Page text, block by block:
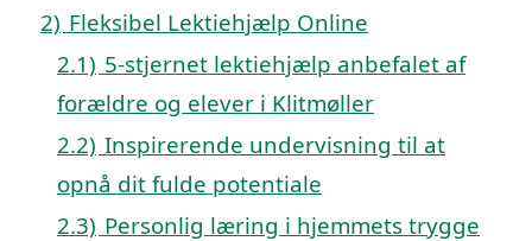
2) Fleksibel Lektiehjælp Online
2.1) 5-stjernet lektiehjælp anbefalet af
forældre og elever i Klitmøller
2.2) Inspirerende undervisning til at
opnå dit fulde potentiale
2.3) Personlig læring i hjemmets trygge